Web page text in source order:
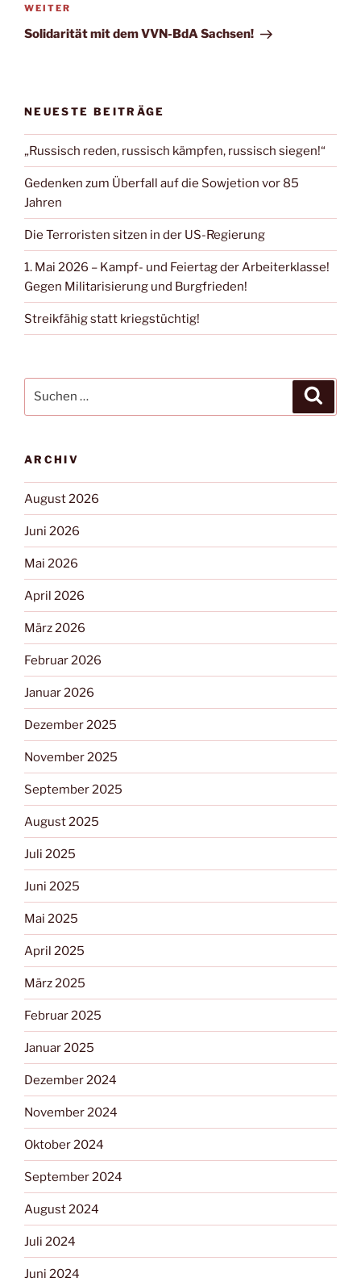
WEITER
Solidarität mit dem VVN-BdA Sachsen!
NEUESTE BEITRÄGE
„Russisch reden, russisch kämpfen, russisch siegen!“
Gedenken zum Überfall auf die Sowjetion vor 85
Jahren
Die Terroristen sitzen in der US-Regierung
1. Mai 2026 – Kampf- und Feiertag der Arbeiterklasse!
Gegen Militarisierung und Burgfrieden!
Streikfähig statt kriegstüchtig!
ARCHIV
August 2026
Juni 2026
Mai 2026
April 2026
März 2026
Februar 2026
Januar 2026
Dezember 2025
November 2025
September 2025
August 2025
Juli 2025
Juni 2025
Mai 2025
April 2025
März 2025
Februar 2025
Januar 2025
Dezember 2024
November 2024
Oktober 2024
September 2024
August 2024
Juli 2024
Juni 2024